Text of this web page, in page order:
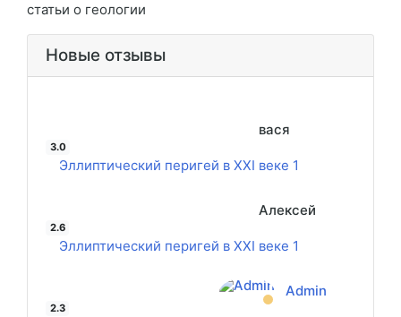
статьи о геологии
Новые отзывы
3.0
вася
Эллиптический перигей в XXI веке 1
2.6
Алексей
Эллиптический перигей в XXI веке 1
2.3
Admin